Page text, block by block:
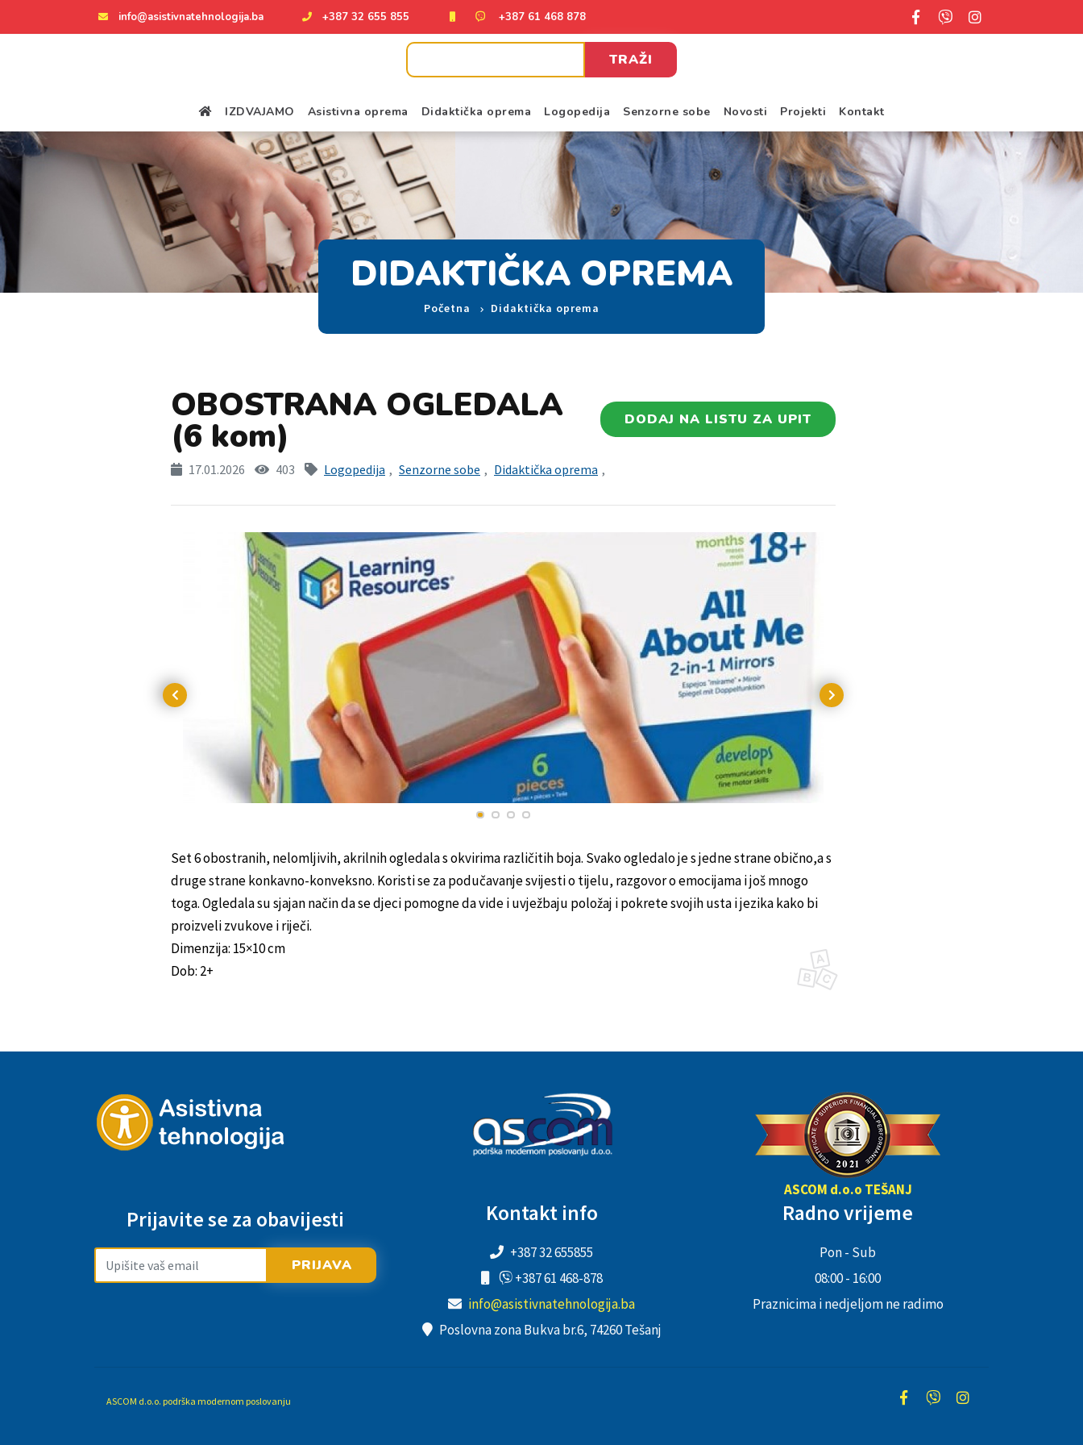
info@asistivnatehnologija.ba +387 32 655 855 +387 61 468 878
TRAŽI
IZDVAJAMO Asistivna oprema Didaktička oprema Logopedija Senzorne sobe Novosti Projekti Kontakt
DIDAKTIČKA OPREMA
Početna Didaktička oprema
DODAJ NA LISTU ZA UPIT
OBOSTRANA OGLEDALA
(6 kom)
17.01.2026 403 Logopedija , Senzorne sobe , Didaktička oprema ,
Set 6 obostranih, nelomljivih, akrilnih ogledala s okvirima različitih boja. Svako ogledalo je s jedne strane obično,a s
druge strane konkavno-konveksno. Koristi se za podučavanje svijesti o tijelu, razgovor o emocijama i još mnogo
toga. Ogledala su sjajan način da se djeci pomogne da vide i uvježbaju položaj i pokrete svojih usta i jezika kako bi
proizveli zvukove i riječi.
Dimenzija: 15×10 cm
Dob: 2+
ASCOM d.o.o TEŠANJ
Prijavite se za obavijesti
PRIJAVA
Kontakt info
+387 32 655855
+387 61 468-878
info@asistivnatehnologija.ba
Poslovna zona Bukva br.6, 74260 Tešanj
Radno vrijeme
Pon - Sub
08:00 - 16:00
Praznicima i nedjeljom ne radimo
ASCOM d.o.o. podrška modernom poslovanju